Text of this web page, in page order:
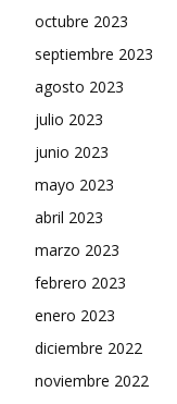
octubre 2023
septiembre 2023
agosto 2023
julio 2023
junio 2023
mayo 2023
abril 2023
marzo 2023
febrero 2023
enero 2023
diciembre 2022
noviembre 2022